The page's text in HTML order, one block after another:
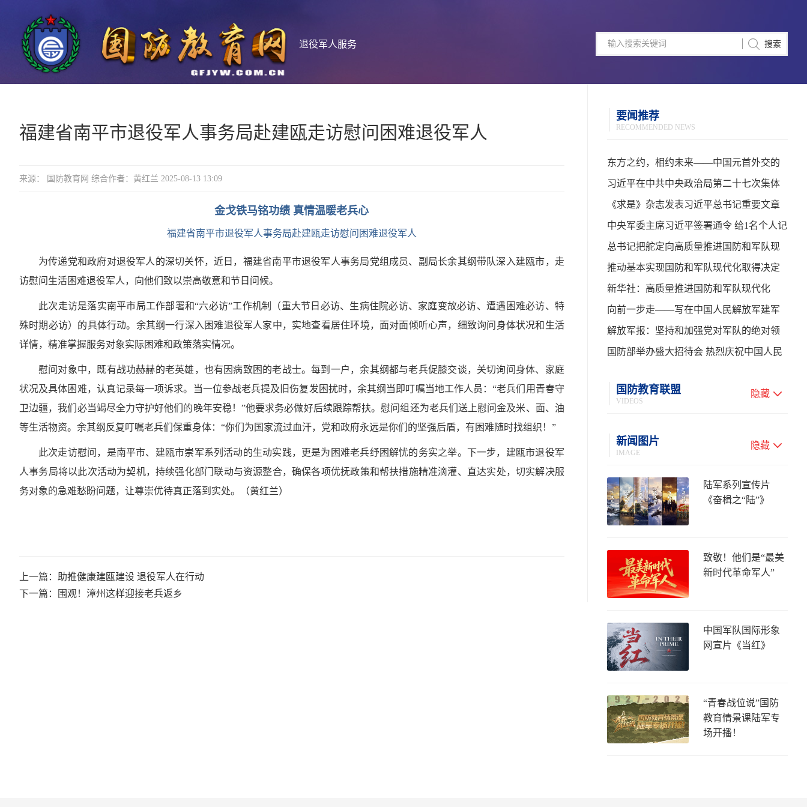
退役军人服务
福建省南平市退役军人事务局赴建瓯走访慰问困难退役军人
来源： 国防教育网 综合作者：黄红兰 2025-08-13 13:09
金戈铁马铭功绩 真情温暖老兵心
福建省南平市退役军人事务局赴建瓯走访慰问困难退役军人
为传递党和政府对退役军人的深切关怀，近日，福建省南平市退役军人事务局党组成员、副局长余其纲带队深入建瓯市，走
访慰问生活困难退役军人，向他们致以崇高敬意和节日问候。
此次走访是落实南平市局工作部署和“六必访”工作机制（重大节日必访、生病住院必访、家庭变故必访、遭遇困难必访、特
殊时期必访）的具体行动。余其纲一行深入困难退役军人家中，实地查看居住环境，面对面倾听心声，细致询问身体状况和生活
详情，精准掌握服务对象实际困难和政策落实情况。
慰问对象中，既有战功赫赫的老英雄，也有因病致困的老战士。每到一户，余其纲都与老兵促膝交谈，关切询问身体、家庭
状况及具体困难，认真记录每一项诉求。当一位参战老兵提及旧伤复发困扰时，余其纲当即叮嘱当地工作人员：“老兵们用青春守
卫边疆，我们必当竭尽全力守护好他们的晚年安稳！”他要求务必做好后续跟踪帮扶。慰问组还为老兵们送上慰问金及米、面、油
等生活物资。余其纲反复叮嘱老兵们保重身体：“你们为国家流过血汗，党和政府永远是你们的坚强后盾，有困难随时找组织！”
此次走访慰问，是南平市、建瓯市崇军系列活动的生动实践，更是为困难老兵纾困解忧的务实之举。下一步，建瓯市退役军
人事务局将以此次活动为契机，持续强化部门联动与资源整合，确保各项优抚政策和帮扶措施精准滴灌、直达实处，切实解决服
务对象的急难愁盼问题，让尊崇优待真正落到实处。（黄红兰）
上一篇：助推健康建瓯建设 退役军人在行动
下一篇：围观！漳州这样迎接老兵返乡
要闻推荐
RECOMMENDED NEWS
东方之约，相约未来——中国元首外交的
世界情怀与大国气派
习近平在中共中央政治局第二十七次集体
学习时强调 强化政治引领 深化创新发展 高
质量推进国防和军队现代化
《求是》杂志发表习近平总书记重要文章
中央军委主席习近平签署通令 给1名个人记
功
总书记把舵定向高质量推进国防和军队现
代化
推动基本实现国防和军队现代化取得决定
性进展——学习贯彻习主席在中共中央政
治局第二十七次集体学习时的重要讲话
新华社：高质量推进国防和军队现代化
向前一步走——写在中国人民解放军建军
99周年之际
解放军报：坚持和加强党对军队的绝对领
导 高质量推进国防和军队现代化
国防部举办盛大招待会 热烈庆祝中国人民
国防教育联盟
VIDEOS
隐藏
新闻图片
IMAGE
隐藏
陆军系列宣传片
《奋楫之“陆”》
致敬！他们是“最美
新时代革命军人”
中国军队国际形象
网宣片《当红》
“青春战位说”国防
教育情景课陆军专
场开播！